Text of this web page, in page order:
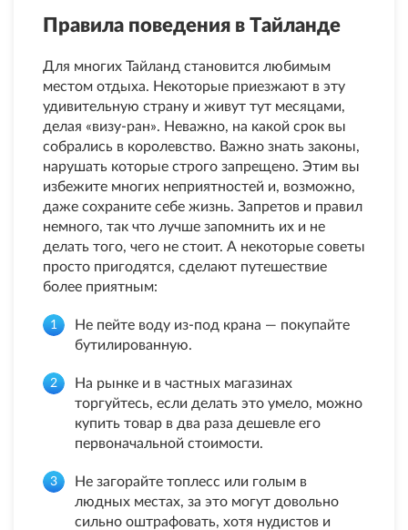
Правила поведения в Тайланде
Для многих Тайланд становится любимым
местом отдыха. Некоторые приезжают в эту
удивительную страну и живут тут месяцами,
делая «визу-ран». Неважно, на какой срок вы
собрались в королевство. Важно знать законы,
нарушать которые строго запрещено. Этим вы
избежите многих неприятностей и, возможно,
даже сохраните себе жизнь. Запретов и правил
немного, так что лучше запомнить их и не
делать того, чего не стоит. А некоторые советы
просто пригодятся, сделают путешествие
более приятным:
Не пейте воду из-под крана — покупайте
бутилированную.
На рынке и в частных магазинах
торгуйтесь, если делать это умело, можно
купить товар в два раза дешевле его
первоначальной стоимости.
Не загорайте топлесс или голым в
людных местах, за это могут довольно
сильно оштрафовать, хотя нудистов и